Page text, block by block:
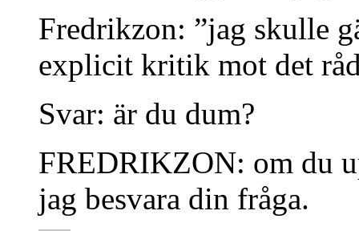
Fredrikzon: ”jag skulle
explicit kritik mot det
Svar: är du dum?
FREDRIKZON: om du
jag besvara din fråga.